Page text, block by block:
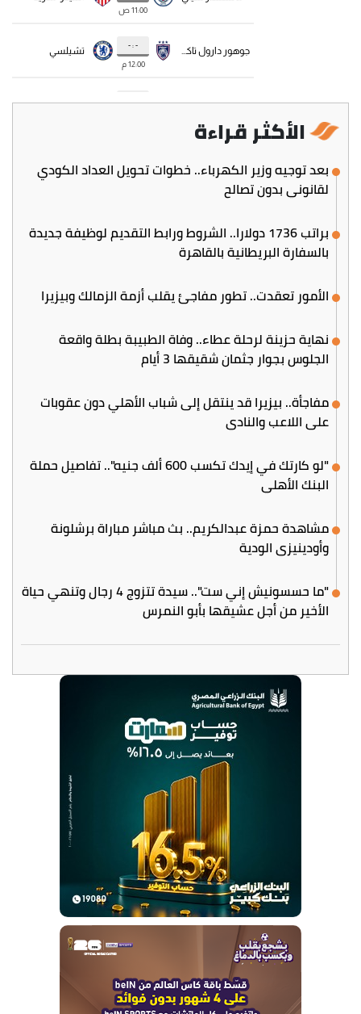
الأكثر قراءة
بعد توجيه وزير الكهرباء.. خطوات تحويل العداد الكودي
لقانوني بدون تصالح
براتب 1736 دولارا.. الشروط ورابط التقديم لوظيفة جديدة
بالسفارة البريطانية بالقاهرة
الأمور تعقدت.. تطور مفاجئ يقلب أزمة الزمالك وبيزيرا
نهاية حزينة لرحلة عطاء.. وفاة الطبيبة بطلة واقعة
الجلوس بجوار جثمان شقيقها 3 أيام
مفاجأة.. بيزيرا قد ينتقل إلى شباب الأهلي دون عقوبات
على اللاعب والنادي
"لو كارتك في إيدك تكسب 600 ألف جنيه".. تفاصيل حملة
البنك الأهلي
مشاهدة حمزة عبدالكريم.. بث مباشر مباراة برشلونة
وأودينيزي الودية
"ما حسسونيش إني ست".. سيدة تتزوج 4 رجال وتنهي حياة
الأخير من أجل عشيقها بأبو النمرس